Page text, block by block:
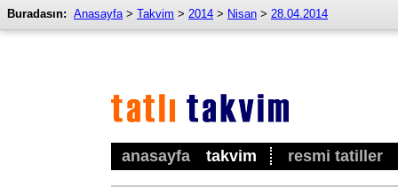
anasayfa takvim resmi tatiller
Buradasın: Anasayfa> Takvim > 2014 > Nisan > 28.04.2014